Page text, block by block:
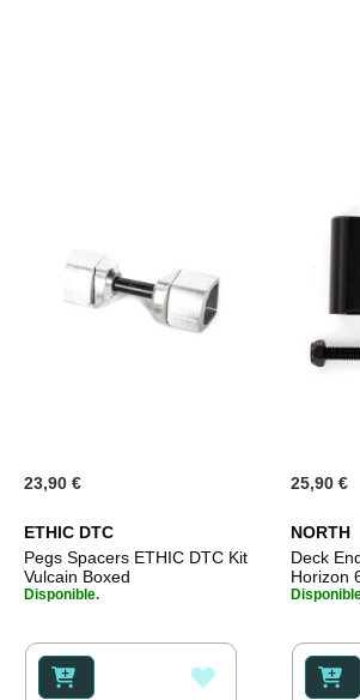
23,90 €
ETHIC DTC
Pegs Spacers ETHIC DTC Kit
Vulcain Boxed
Disponible.
25,90 €
NORTH
Deck
Horizon